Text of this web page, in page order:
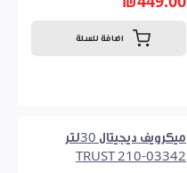
اضافة للسلة
ميكرويف ديجيتال 30لتر
TRUST 210-03342